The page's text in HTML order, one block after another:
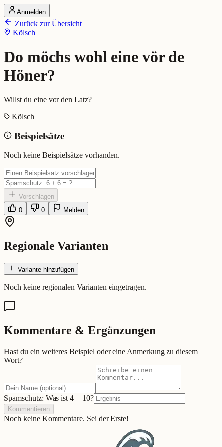
Startseite
Alle Dialekte
Dialekte vergleichen
Dialekt-Karte
Ranking
Do möchs wohl eine vör de
Bedeutung:
Beispiel:Pass op, do möchs wohl eine...
Eingereicht von: Mundwerk Team
Anmelden
Zurück zur Übersicht
Kölsch
Do möchs wohl eine vör de
Höner?
Willst du eine vor den Latz?
Kölsch
Beispielsätze
Noch keine Beispielsätze vorhanden.
Vorschlagen
0
0 Melden
Regionale Varianten
Variante hinzufügen
Noch keine regionalen Varianten eingetragen.
Kommentare & Ergänzungen
Hast du ein weiteres Beispiel oder eine Anmerkung zu diesem
Wort?
Spamschutz: Was ist 4 + 10?
Kommentieren
Noch keine Kommentare. Sei der Erste!